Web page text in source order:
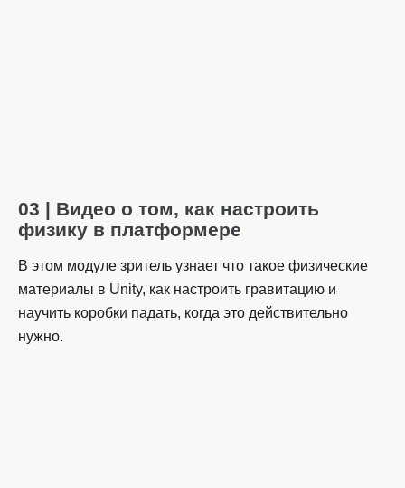
03 | Видео о том, как настроить
физику в платформере
В этом модуле зритель узнает что такое физические
материалы в Unity, как настроить гравитацию и
научить коробки падать, когда это действительно
нужно.